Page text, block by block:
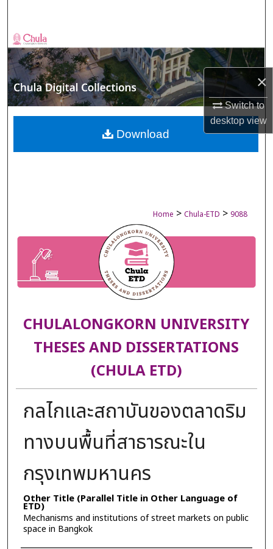
×
Switch to
desktopview
Browse Collections
My Account
About
Digital Commons Network™
Home > Chula-ETD > 9088
CHULALONGKORN UNIVERSITY
THESES AND DISSERTATIONS
(CHULA ETD)
กลไกและสถาบันของตลาดริม
ทางบนพื้นที่สาธารณะใน
กรุงเทพมหานคร
Other Title (Parallel Title in Other Language of
ETD)
Mechanisms and institutions of street markets on public
space in Bangkok
Download